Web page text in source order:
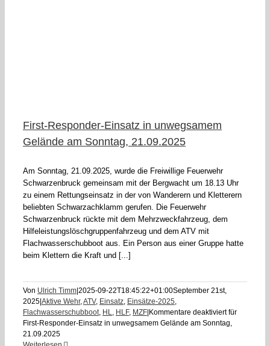
First-Responder-Einsatz in unwegsamem
Gelände am Sonntag, 21.09.2025
Am Sonntag, 21.09.2025, wurde die Freiwillige Feuerwehr
Schwarzenbruck gemeinsam mit der Bergwacht um 18.13 Uhr
zu einem Rettungseinsatz in der von Wanderern und Kletterern
beliebten Schwarzachklamm gerufen. Die Feuerwehr
Schwarzenbruck rückte mit dem Mehrzweckfahrzeug, dem
Hilfeleistungslöschgruppenfahrzeug und dem ATV mit
Flachwasserschubboot aus. Ein Person aus einer Gruppe hatte
beim Klettern die Kraft und [...]
Von Ulrich Timm 2025-09-22T18:45:22+01:00September 21st,
2025 Aktive Wehr,ATV, Einsatz, Einsätze-2025,
Flachwasserschubboot, HL, HLF, MZF Kommentare deaktiviertfür
First-Responder-Einsatz in unwegsamem Gelände am Sonntag,
21.09.2025